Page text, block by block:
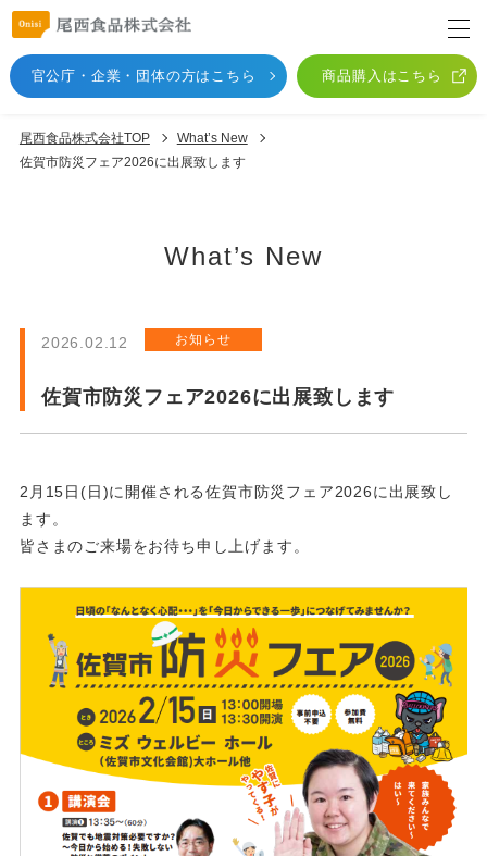
官公庁・企業・団体の方はこちら 商品購入はこちら
尾西食品株式会社TOP
What’s New
佐賀市防災フェア2026に出展致します
What’s New
2026.02.12 お知らせ
佐賀市防災フェア2026に出展致します
2月15日(日)に開催される佐賀市防災フェア2026に出展致し
ます。
皆さまのご来場をお待ち申し上げます。